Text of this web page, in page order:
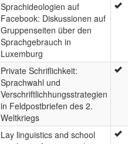
Sprachideologien auf
Facebook: Diskussionen auf
Gruppenseiten über den
Sprachgebrauch in
Luxemburg
Private Schriflichkeit:
Sprachwahl und
Verschriftlichhungsstrategien
in Feldpostbriefen des 2.
Weltkriegs
Lay linguistics and school